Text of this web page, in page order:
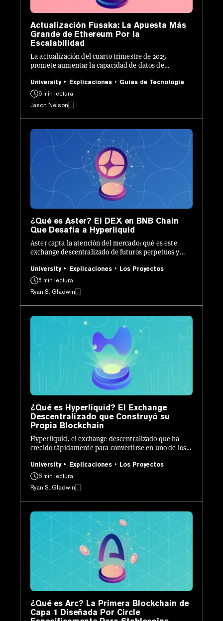
Actualización Fusaka: La Apuesta Más
Grande de Ethereum Por la
Escalabilidad
La actualización del cuarto trimestre de 2025
promete aumentar la capacidad de datos de
sólidas y nuevas herramientas para desarrolladores.
University Explicaciones
Guías de Tecnología
6 min lectura
Jason Nelson
¿Qué es Aster? El DEX en BNB Chain
Que Desafía a Hyperliquid
Aster capta la atención del mercado: qué es este
exchange descentralizado de futuros perpetuos y
University Explicaciones
Los Proyectos
5 min lectura
Ryan S. Gladwin
¿Qué es Hyperliquid? El Exchange
Descentralizado que Construyó su
Propia Blockchain
Hyperliquid, el exchange descentralizado que ha
crecido rápidamente para convertirse en uno de los
funciona.
University Explicaciones
Los Proyectos
6 min lectura
Ryan S. Gladwin
¿Qué es Arc? La Primera Blockchain de
Capa 1 Diseñada Por Circle